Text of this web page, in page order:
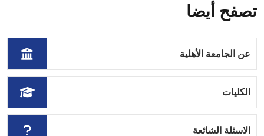
تصفح أيضا
عن الجامعة الأهلية
الكليات
الاسئلة الشائعة